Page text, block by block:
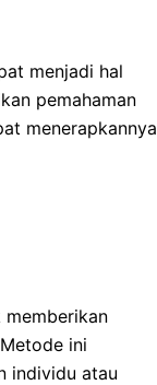
menjadi hal
pemahaman
menerapkannya
ini
individu atau